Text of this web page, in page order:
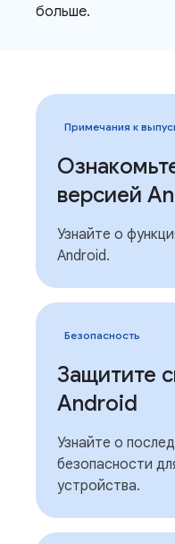
больше.
Примечания к
версией
Узнайте о
Android.
Безопасность
Защитите
Android
Узнайте о
безопасности
устройства.